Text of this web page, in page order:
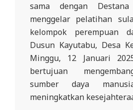
sama dengan
menggelar pelatihan
kelompok perempuan
Dusun Kayutabu, Desa
Minggu, 12 Januari
bertujuan
sumber daya
meningkatkan